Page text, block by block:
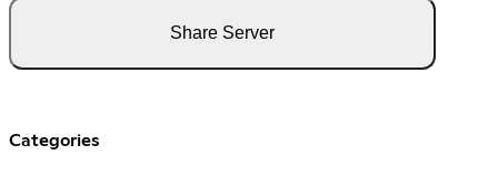
Share Server
Categories